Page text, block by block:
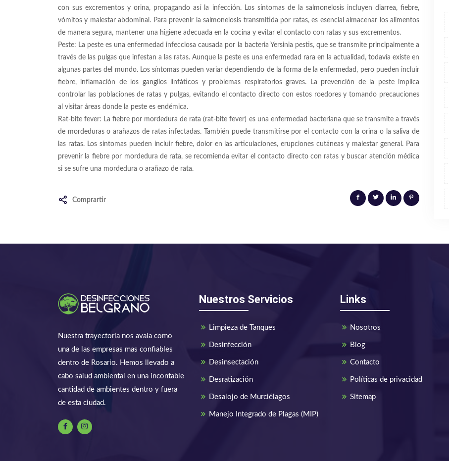
con sus excrementos y orina, propagando así la infección. Los síntomas de la salmonelosis incluyen diarrea, fiebre,
vómitos y malestar abdominal. Para prevenir la salmonelosis transmitida por ratas, es esencial almacenar los alimentos
de manera segura, mantener una higiene adecuada en la cocina y evitar el contacto con ratas y sus excrementos.
Peste: La peste es una enfermedad infecciosa causada por la bacteria Yersinia pestis, que se transmite principalmente a
través de las pulgas que infestan a las ratas. Aunque la peste es una enfermedad rara en la actualidad, todavía existe en
algunas partes del mundo. Los síntomas pueden variar dependiendo de la forma de la enfermedad, pero pueden incluir
fiebre, inflamación de los ganglios linfáticos y problemas respiratorios graves. La prevención de la peste implica
controlar las poblaciones de ratas y pulgas, evitando el contacto directo con estos roedores y tomando precauciones
al visitar áreas donde la peste es endémica.
Rat-bite fever: La fiebre por mordedura de rata (rat-bite fever) es una enfermedad bacteriana que se transmite a través
de mordeduras o arañazos de ratas infectadas. También puede transmitirse por el contacto con la orina o la saliva de
las ratas. Los síntomas pueden incluir fiebre, dolor en las articulaciones, erupciones cutáneas y malestar general. Para
prevenir la fiebre por mordedura de rata, se recomienda evitar el contacto directo con ratas y buscar atención médica
si se sufre una mordedura o arañazo de rata.
Comprartir
Nuestra trayectoria nos avala como
una de las empresas mas confiables
dentro de Rosario. Hemos llevado a
cabo salud ambiental en una incontable
cantidad de ambientes dentro y fuera
de esta ciudad.
Nuestros Servicios
Limpieza de Tanques
Desinfección
Desinsectación
Desratización
Desalojo de Murciélagos
Manejo Integrado de Plagas (MIP)
Links
Nosotros
Blog
Contacto
Políticas de privacidad
Sitemap